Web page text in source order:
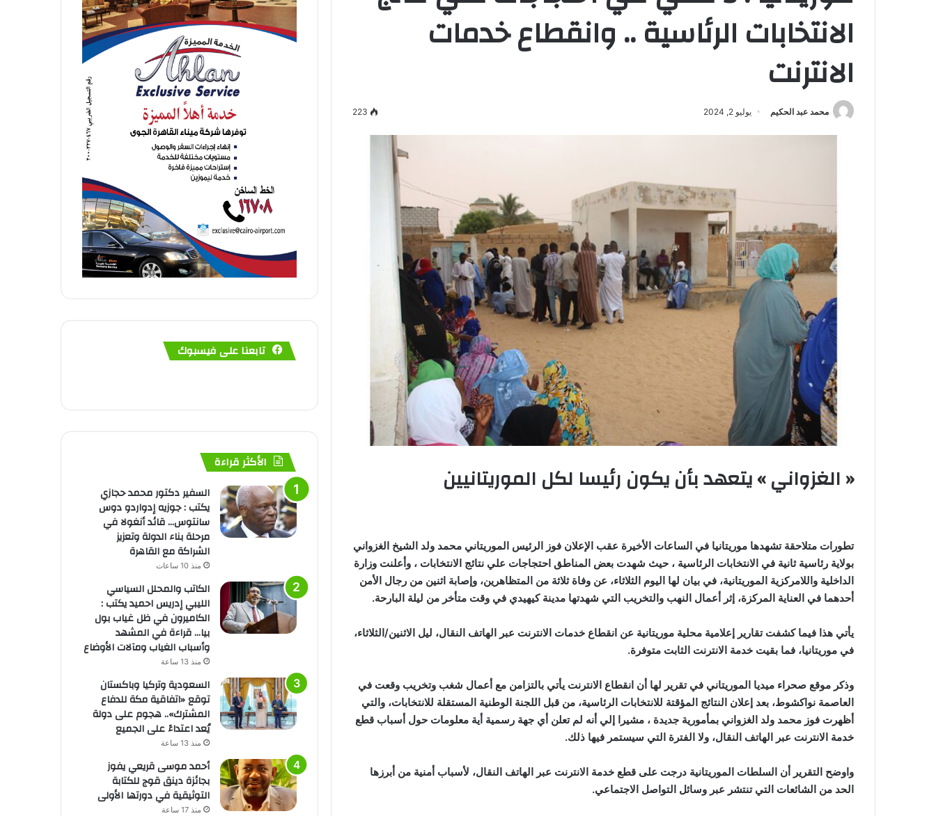
الانتخابات الرئاسية .. وانقطاع خدمات
الانترنت
محمد عبد الحكيم يوليو 2, 2024 223
« الغزواني » يتعهد بأن يكون رئيسا لكل الموريتانيين
تطورات متلاحقة تشهدها موريتانيا في الساعات الأخيرة عقب الإعلان فوز الرئيس الموريتاني محمد ولد الشيخ الغزواني
بولاية رئاسية ثانية في الانتخابات الرئاسية ، حيث شهدت بعض المناطق احتجاجات علي نتائج الانتخابات ، وأعلنت وزارة
الداخلية واللامركزية الموريتانية، في بيان لها اليوم الثلاثاء، عن وفاة ثلاثة من المتظاهرين، وإصابة اثنين من رجال الأمن
أحدهما في العناية المركزة، إثر أعمال النهب والتخريب التي شهدتها مدينة كيهيدي في وقت متأخر من ليلة البارحة.
يأتي هذا فيما كشفت تقارير إعلامية محلية موريتانية عن انقطاع خدمات الانترنت عبر الهاتف النقال، ليل الاثنين/الثلاثاء،
في موريتانيا، فما بقيت خدمة الانترنت الثابت متوفرة.
وذكر موقع صحراء ميديا الموريتاني في تقرير لها أن انقطاع الانترنت يأتي بالتزامن مع أعمال شغب وتخريب وقعت في
العاصمة نواكشوط، بعد إعلان النتائج المؤقتة للانتخابات الرئاسية، من قبل اللجنة الوطنية المستقلة للانتخابات، والتي
أظهرت فوز محمد ولد الغزواني بمأمورية جديدة ، مشيرا إلي أنه لم تعلن أي جهة رسمية أية معلومات حول أسباب قطع
خدمة الانترنت عبر الهاتف النقال، ولا الفترة التي سيستمر فيها ذلك.
واوضح التقرير أن السلطات الموريتانية درجت على قطع خدمة الانترنت عبر الهاتف النقال، لأسباب أمنية من أبرزها
الحد من الشائعات التي تنتشر عبر وسائل التواصل الاجتماعي.
تابعنا على فيسبوك
الأكثر قراءة
السفير دكتور محمد حجازي
يكتب : جوزيه إدواردو دوس
سانتوس… قائد أنغولا في
مرحلة بناء الدولة وتعزيز
الشراكة مع القاهرة
منذ 10 ساعات
الكاتب والمحلل السياسي
الليبي إدريس احميد يكتب :
الكاميرون في ظل غياب بول
بيا… قراءة في المشهد
وأسباب الغياب ومآلات الأوضاع
منذ 13 ساعة
السعودية وتركيا وباكستان
توقع «اتفاقية مكة للدفاع
المشترك».. هجوم على دولة
يُعد اعتداءً على الجميع
منذ 13 ساعة
أحمد موسى قريعي يفوز
بجائزة دينق قوج للكتابة
التوثيقية في دورتها الأولى
منذ 17 ساعة